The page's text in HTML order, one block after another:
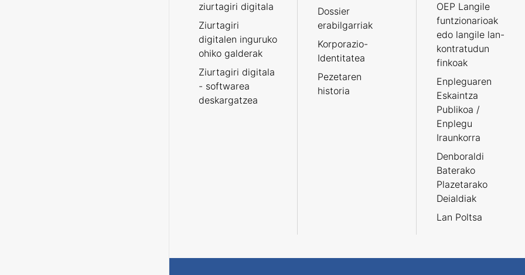
ziurtagiri digitala
Ziurtagiri
digitalen inguruko
ohiko galderak
Ziurtagiri digitala
- softwarea
deskargatzea
Dossier
erabilgarriak
Korporazio-
Identitatea
Pezetaren
historia
OEP Langile
funtzionarioak
edo langile lan-
kontratudun
finkoak
Enpleguaren
Eskaintza
Publikoa /
Enplegu
Iraunkorra
Denboraldi
Baterako
Plazetarako
Deialdiak
Lan Poltsa